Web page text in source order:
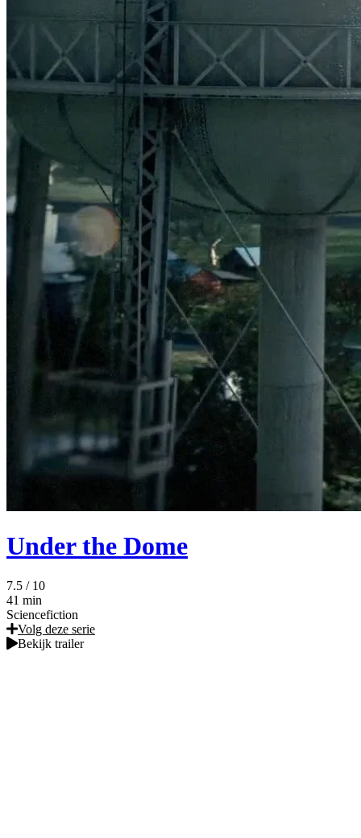
Under the Dome
7.5 / 10
41 min
Sciencefiction
Volg deze serie
Bekijk trailer